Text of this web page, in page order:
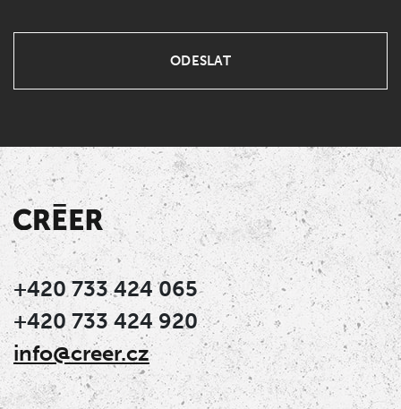
+420 733 424 065
+420 733 424 920
info@creer.cz